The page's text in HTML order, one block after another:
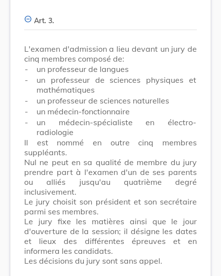
Art. 3.
L'examen d'admission a lieu devant un jury de
cinq membres composé de:
-
un professeur de langues
-
un professeur de sciences physiques et
mathématiques
-
un professeur de sciences naturelles
-
un médecin-fonctionnaire
-
un médecin-spécialiste en électro-
radiologie
Il est nommé en outre cinq membres
suppléants.
Nul ne peut en sa qualité de membre du jury
prendre part à l'examen d'un de ses parents
ou alliés jusqu'au quatrième degré
inclusivement.
Le jury choisit son président et son secrétaire
parmi ses membres.
Le jury fixe les matières ainsi que le jour
d'ouverture de la session; il désigne les dates
et lieux des différentes épreuves et en
informera les candidats.
Les décisions du jury sont sans appel.